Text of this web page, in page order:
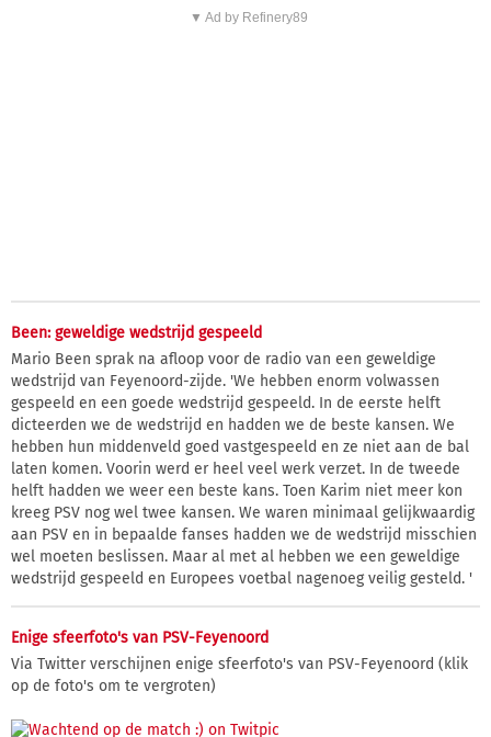
▼ Ad by Refinery89
Been: geweldige wedstrijd gespeeld
Mario Been sprak na afloop voor de radio van een geweldige
wedstrijd van Feyenoord-zijde. 'We hebben enorm volwassen
gespeeld en een goede wedstrijd gespeeld. In de eerste helft
dicteerden we de wedstrijd en hadden we de beste kansen. We
hebben hun middenveld goed vastgespeeld en ze niet aan de bal
laten komen. Voorin werd er heel veel werk verzet. In de tweede
helft hadden we weer een beste kans. Toen Karim niet meer kon
kreeg PSV nog wel twee kansen. We waren minimaal gelijkwaardig
aan PSV en in bepaalde fanses hadden we de wedstrijd misschien
wel moeten beslissen. Maar al met al hebben we een geweldige
wedstrijd gespeeld en Europees voetbal nagenoeg veilig gesteld. '
Enige sfeerfoto's van PSV-Feyenoord
Via Twitter verschijnen enige sfeerfoto's van PSV-Feyenoord (klik
op de foto's om te vergroten)